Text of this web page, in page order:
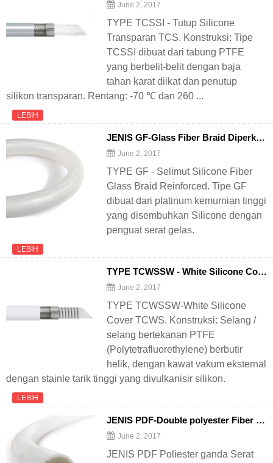
June 2, 2017
TYPE TCSSI - Tutup Silicone
Transparan TCS. Konstruksi: Tipe
TCSSI dibuat dari tabung PTFE
yang berbelit-belit dengan baja
tahan karat diikat dan penutup
silikon transparan. Rentang: -70 ℃ dan 260 ...
LEBIH
JENIS GF-Glass Fiber Braid Diperkuat Selang Silicone
June 2, 2017
TYPE GF - Selimut Silicone Fiber
Glass Braid Reinforced. Tipe GF
dibuat dari platinum kemurnian tinggi
yang disembuhkan Silicone dengan
penguat serat gelas.
LEBIH
TYPE TCWSSW - White Silicone Cover TCWS
June 2, 2017
TYPE TCWSSW-White Silicone
Cover TCWS. Konstruksi: Selang /
selang bertekanan PTFE
(Polytetrafluorethylene) berbutir
helik, dengan kawat vakum eksternal
dengan stainle tarik tinggi yang divulkanisir silikon.
LEBIH
JENIS PDF-Double polyester Fiber Braid Reinforced Silicone
June 2, 2017
JENIS PDF Poliester ganda Serat